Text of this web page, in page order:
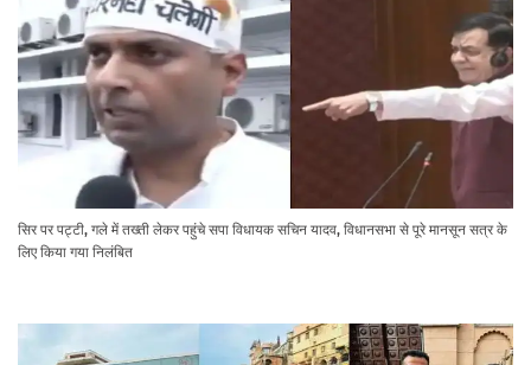
सिर पर पट्टी, गले में तख्ती लेकर पहुंचे सपा विधायक सचिन यादव, विधानसभा से पूरे मानसून सत्र के
लिए किया गया निलंबित